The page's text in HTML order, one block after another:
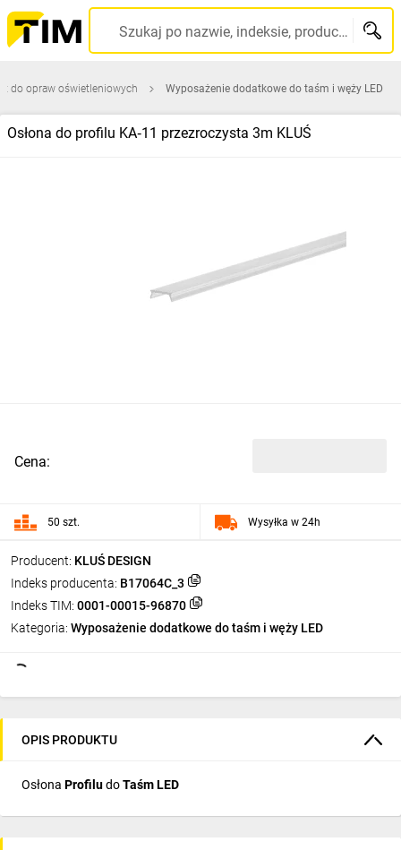
Szukaj po nazwie, indeksie, producencie, kodzie kreskowym...
do opraw oświetleniowych Wyposażenie dodatkowe do taśm i węży LED
Osłona do profilu KA‑11 przezroczysta 3m KLUŚ
Producent: KLUŚ DESIGN
Indeks producenta: B17064C_3
Indeks TIM: 0001-00015-96870
Kategoria: Wyposażenie dodatkowe do taśm i węży LED
Cena:
50 szt. Wysyłka w 24h
OPIS PRODUKTU
Osłona ProfiludoTaśm LED